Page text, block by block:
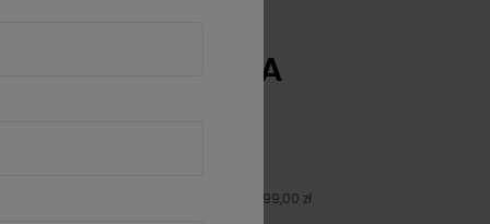
SZORTY LA MILLA
Najniższa cena z 30 dni przed obniżką: 199,00 zł